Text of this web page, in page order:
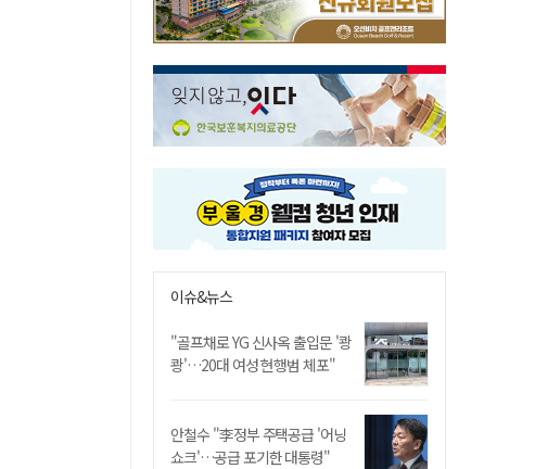
이슈&뉴스
"골프채로 YG 신사옥 출입문 '쾅
쾅'…20대 여성 현행범 체포"
안철수 "李정부 주택공급 '어닝
쇼크'…공급 포기한 대통령"